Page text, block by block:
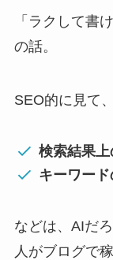
「ラクして書
の話。
SEO的に見て、
検索結果
キーワー
などは、AIだ
人がブログで